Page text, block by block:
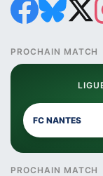
PROCHAIN MATCH
FC NANTES
PROCHAIN MATCH